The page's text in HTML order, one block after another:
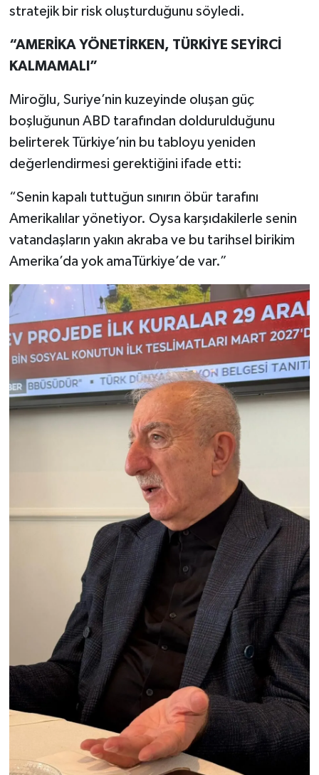
stratejik bir risk oluşturduğunu söyledi.
“AMERİKA YÖNETİRKEN, TÜRKİYE SEYİRCİ
KALMAMALI”
Miroğlu, Suriye’nin kuzeyinde oluşan güç
boşluğunun ABD tarafından doldurulduğunu
belirterek Türkiye’nin bu tabloyu yeniden
değerlendirmesi gerektiğini ifade etti:
“Senin kapalı tuttuğun sınırın öbür tarafını
Amerikalılar yönetiyor. Oysa karşıdakilerle senin
vatandaşların yakın akraba ve bu tarihsel birikim
Amerika’da yok amaTürkiye’de var.”